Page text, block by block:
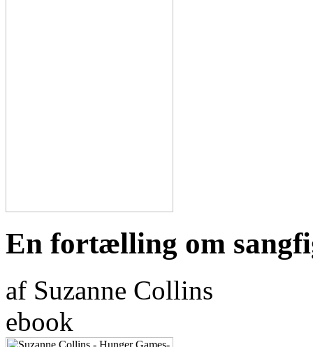
En fortælling om
af Suzanne Collins
ebook